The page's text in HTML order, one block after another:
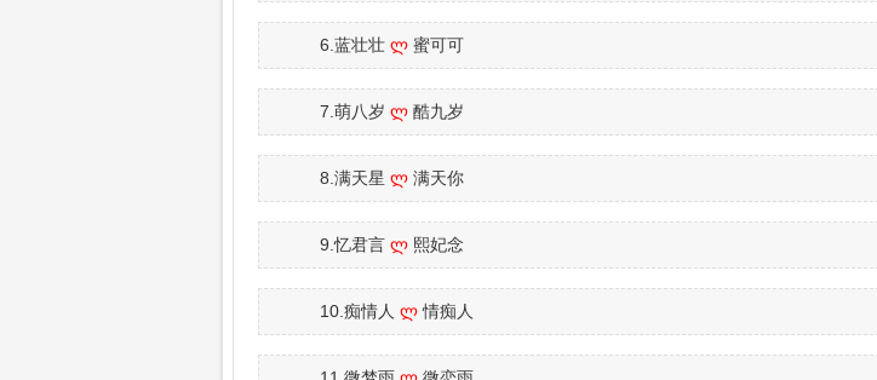
6.蓝壮壮 ლ 蜜可可
7.萌八岁 ლ 酷九岁
8.满天星 ლ 满天你
9.忆君言 ლ 熙妃念
10.痴情人 ლ情痴人